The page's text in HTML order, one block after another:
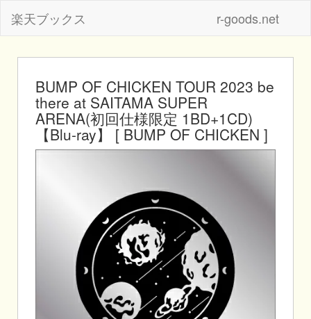
楽天ブックス r-goods.net
BUMP OF CHICKEN TOUR 2023 be
there at SAITAMA SUPER
ARENA(初回仕様限定 1BD+1CD)
【Blu-ray】 [ BUMP OF CHICKEN ]